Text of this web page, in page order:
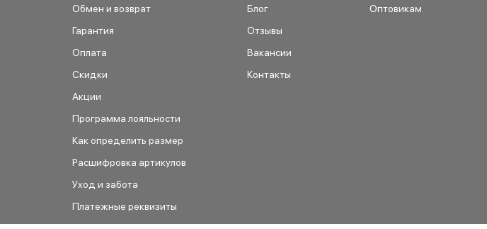
Обмен и возврат
Гарантия
Оплата
Скидки
Акции
Программа лояльности
Как определить размер
Расшифровка артикулов
Уход и забота
Платежные реквизиты
Блог
Отзывы
Вакансии
Контакты
Оптовикам